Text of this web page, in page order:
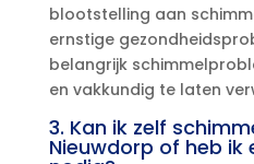
blootstelling aan
ernstige
belangrijk
en vakkundig te laten
3.​ Kan ik zelf
Nieuwdorp of heb ik